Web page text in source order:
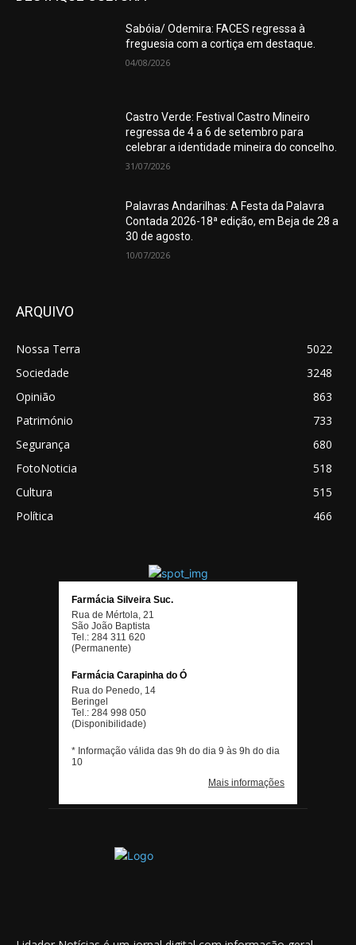
Sabóia/ Odemira: FACES regressa à
freguesia com a cortiça em destaque.
04/08/2026
Castro Verde: Festival Castro Mineiro
regressa de 4 a 6 de setembro para
celebrar a identidade mineira do concelho.
31/07/2026
Palavras Andarilhas: A Festa da Palavra
Contada 2026-18ª edição, em Beja de 28 a
30 de agosto.
10/07/2026
ARQUIVO
Nossa Terra
5022
Sociedade
3248
Opinião
863
Património
733
Segurança
680
FotoNoticia
518
Cultura
515
Política
466